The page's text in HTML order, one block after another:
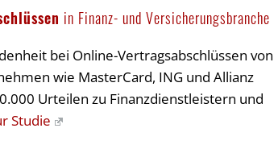
in Finanz- und Versicherungsbranche
bei Online-Vertragsabschlüssen von
wie MasterCard, ING und Allianz
Urteilen zu Finanzdienstleistern und
Studie